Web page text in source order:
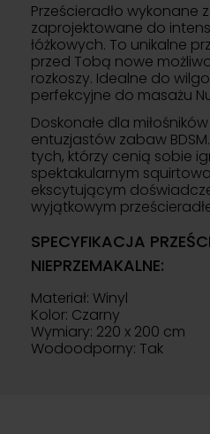
Prześcieradło wykonane
zaprojektowane do
łóżkowych. To unikalne
przed Tobą nowe
rozkoszy. Idealne do
perfekcyjne do masażu
Doskonałe dla
entuzjastów zabaw
tych, którzy cenią sobie
spektakularnym
ekscytującym
wyjątkowym
SPECYFIKACJA
NIEPRZEMAKALNE:
Materiał: Winyl
Kolor: Czarny
Wymiary: 220 x 200 cm
Wodoodporny: Tak